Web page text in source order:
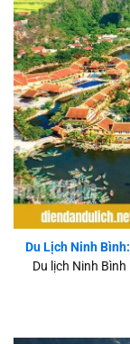
Khám
Du Lịch Ninh
Du lịch Ninh